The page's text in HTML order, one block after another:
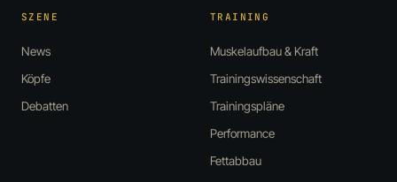
SZENE
News
Köpfe
Debatten
TRAINING
Muskelaufbau & Kraft
Trainingswissenschaft
Trainingspläne
Performance
Fettabbau